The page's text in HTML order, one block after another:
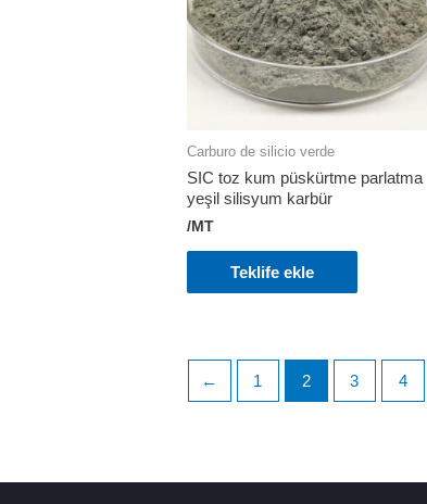
Carburo de silicio verde
SIC toz kum püskürtme parlatma
yeşil silisyum karbür
/MT
Teklife ekle
← 1 2 3 4